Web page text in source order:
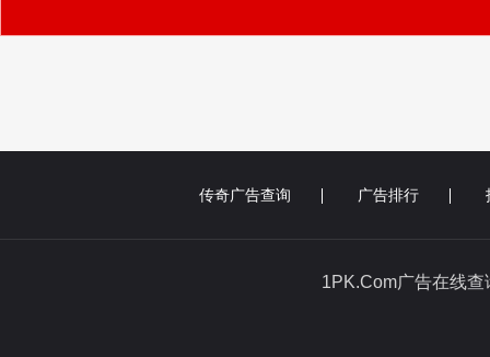
传奇广告查询 广告排行
1PK.Com广告在